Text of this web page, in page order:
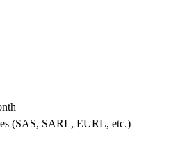
(SAS, SARL, EURL, etc.)